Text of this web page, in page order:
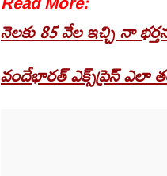
నెలకు 85 వేల ఇచ్చి నా
వందేభారత్ ఎక్స్‌ప్రెస్‌